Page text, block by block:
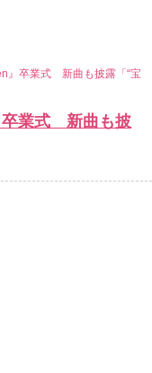
』卒業式 新曲も披露「“宝
卒業式 新曲も披